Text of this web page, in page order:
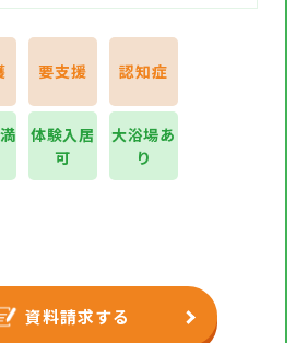
要支援 認知症
体験入居
可
大浴場あ
り
資料請求する